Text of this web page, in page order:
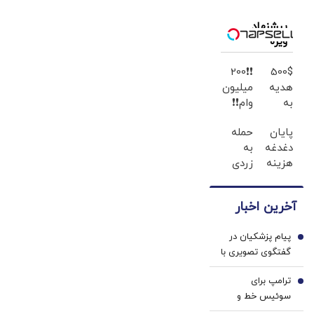
پیشنهاد
ویژه
500$
هدیه
به
جدید،ثبت
نام کن
❗❗200
میلیون
وام❗❗
احراز
هویت
پایان
دغدغه
هزینه
پزشکی
سفید
کننده
خانگی
حمله
به
زردی
ژل
کننده
دندان!
خرید40%تخفیف
آخرین اخبار
پیام پزشکیان در
گفتگوی تصویری با
مرد نامرئی: من
هستم! | یک اقدام
باقی‌مانده از 5 کار
1
ترامپ برای
سوئیس خط و
2